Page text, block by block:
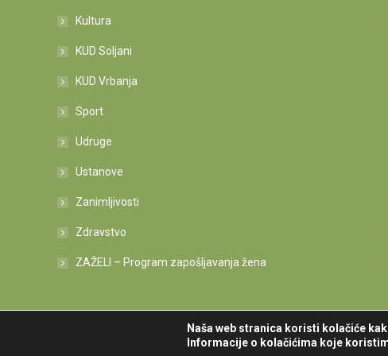
Kultura
KUD Soljani
KUD Vrbanja
Sport
Udruge
Ustanove
Zanimljivosti
Zdravstvo
ZAŽELI – Program zapošljavanja žena
Naša web stranica koristi kolačiće
Informacije o kolačićima koje